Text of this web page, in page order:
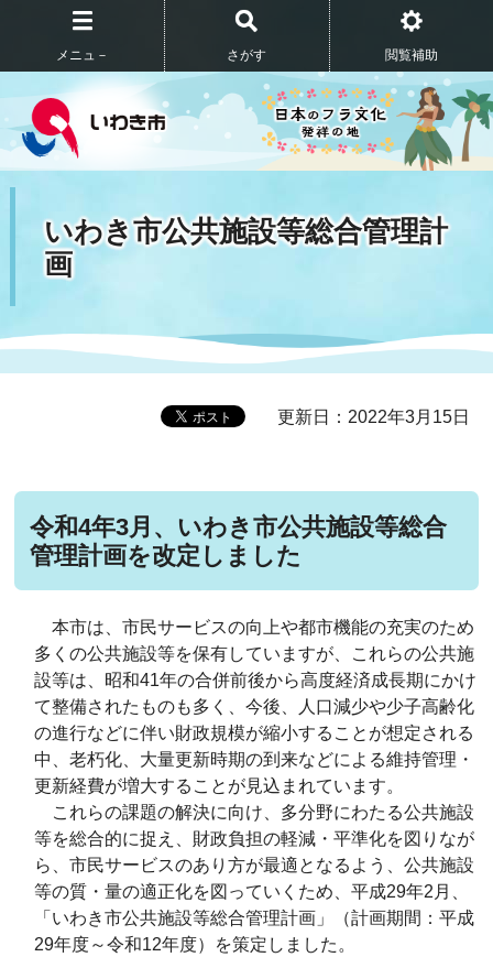
メニュ－ さがす 閲覧補助
いわき市公共施設等総合管理計
画
更新日：2022年3月15日
令和4年3月、いわき市公共施設等総合
管理計画を改定しました
本市は、市民サービスの向上や都市機能の充実のため
多くの公共施設等を保有していますが、これらの公共施
設等は、昭和41年の合併前後から高度経済成長期にかけ
て整備されたものも多く、今後、人口減少や少子高齢化
の進行などに伴い財政規模が縮小することが想定される
中、老朽化、大量更新時期の到来などによる維持管理・
更新経費が増大することが見込まれています。
これらの課題の解決に向け、多分野にわたる公共施設
等を総合的に捉え、財政負担の軽減・平準化を図りなが
ら、市民サービスのあり方が最適となるよう、公共施設
等の質・量の適正化を図っていくため、平成29年2月、
「いわき市公共施設等総合管理計画」（計画期間：平成
29年度～令和12年度）を策定しました。